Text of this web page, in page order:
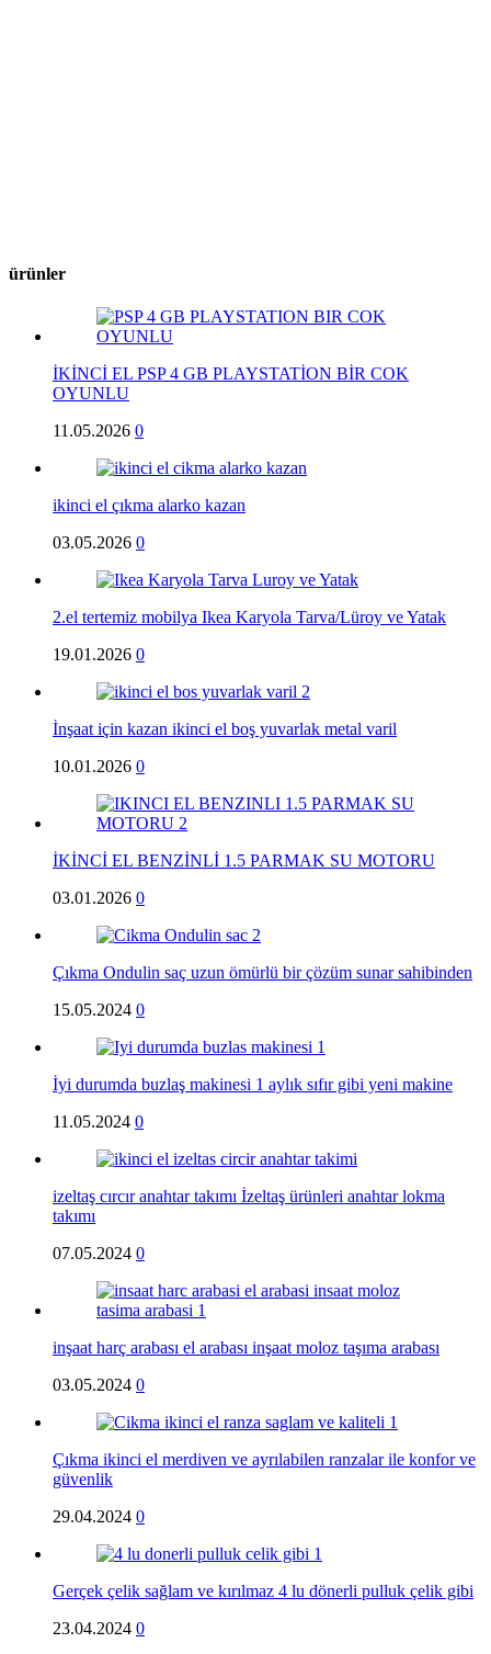
ürünler
İKİNCİ EL PSP 4 GB PLAYSTATİON BİR COK
OYUNLU
11.05.2026 0
ikinci el çıkma alarko kazan
03.05.2026 0
2.el tertemiz mobilya Ikea Karyola Tarva/Lüroy ve Yatak
19.01.2026 0
İnşaat için kazan ikinci el boş yuvarlak metal varil
10.01.2026 0
İKİNCİ EL BENZİNLİ 1.5 PARMAK SU MOTORU
03.01.2026 0
Çıkma Ondulin saç uzun ömürlü bir çözüm sunar sahibinden
15.05.2024 0
İyi durumda buzlaş makinesi 1 aylık sıfır gibi yeni makine
11.05.2024 0
izeltaş cırcır anahtar takımı İzeltaş ürünleri anahtar lokma
takımı
07.05.2024 0
inşaat harç arabası el arabası inşaat moloz taşıma arabası
03.05.2024 0
Çıkma ikinci el merdiven ve ayrılabilen ranzalar ile konfor ve
güvenlik
29.04.2024 0
Gerçek çelik sağlam ve kırılmaz 4 lu dönerli pulluk çelik gibi
23.04.2024 0